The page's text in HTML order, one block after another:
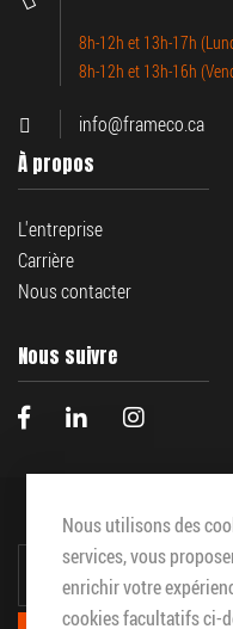
Nous utilisons des
services, vous
enrichir votre
cookies facultatifs ci-
8h-12h et 13h-17h
8h-12h et 13h-16h
info@frameco.ca
À propos
L'entreprise
Carrière
Nous contacter
Nous suivre
INSCRIPTION
NOTRE
INFOLETTRE